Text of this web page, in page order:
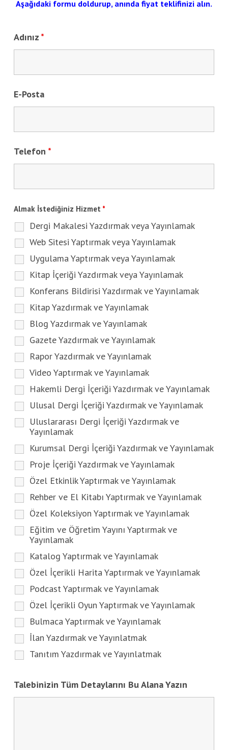
Aşağıdaki formu doldurup, anında fiyat teklifinizi alın.
Adınız *
E-Posta
Telefon *
Almak İstediğiniz Hizmet *
Dergi Makalesi Yazdırmak veya Yayınlamak
Web Sitesi Yaptırmak veya Yayınlamak
Uygulama Yaptırmak veya Yayınlamak
Kitap İçeriği Yazdırmak veya Yayınlamak
Konferans Bildirisi Yazdırmak ve Yayınlamak
Kitap Yazdırmak ve Yayınlamak
Blog Yazdırmak ve Yayınlamak
Gazete Yazdırmak ve Yayınlamak
Rapor Yazdırmak ve Yayınlamak
Video Yaptırmak ve Yayınlamak
Hakemli Dergi İçeriği Yazdırmak ve Yayınlamak
Ulusal Dergi İçeriği Yazdırmak ve Yayınlamak
Uluslararası Dergi İçeriği Yazdırmak ve
Yayınlamak
Kurumsal Dergi İçeriği Yazdırmak ve Yayınlamak
Proje İçeriği Yazdırmak ve Yayınlamak
Özel Etkinlik Yaptırmak ve Yayınlamak
Rehber ve El Kitabı Yaptırmak ve Yayınlamak
Özel Koleksiyon Yaptırmak ve Yayınlamak
Eğitim ve Öğretim Yayını Yaptırmak ve
Yayınlamak
Katalog Yaptırmak ve Yayınlamak
Özel İçerikli Harita Yaptırmak ve Yayınlamak
Podcast Yaptırmak ve Yayınlamak
Özel İçerikli Oyun Yaptırmak ve Yayınlamak
Bulmaca Yaptırmak ve Yayınlamak
İlan Yazdırmak ve Yayınlatmak
Tanıtım Yazdırmak ve Yayınlatmak
Talebinizin Tüm Detaylarını Bu Alana Yazın